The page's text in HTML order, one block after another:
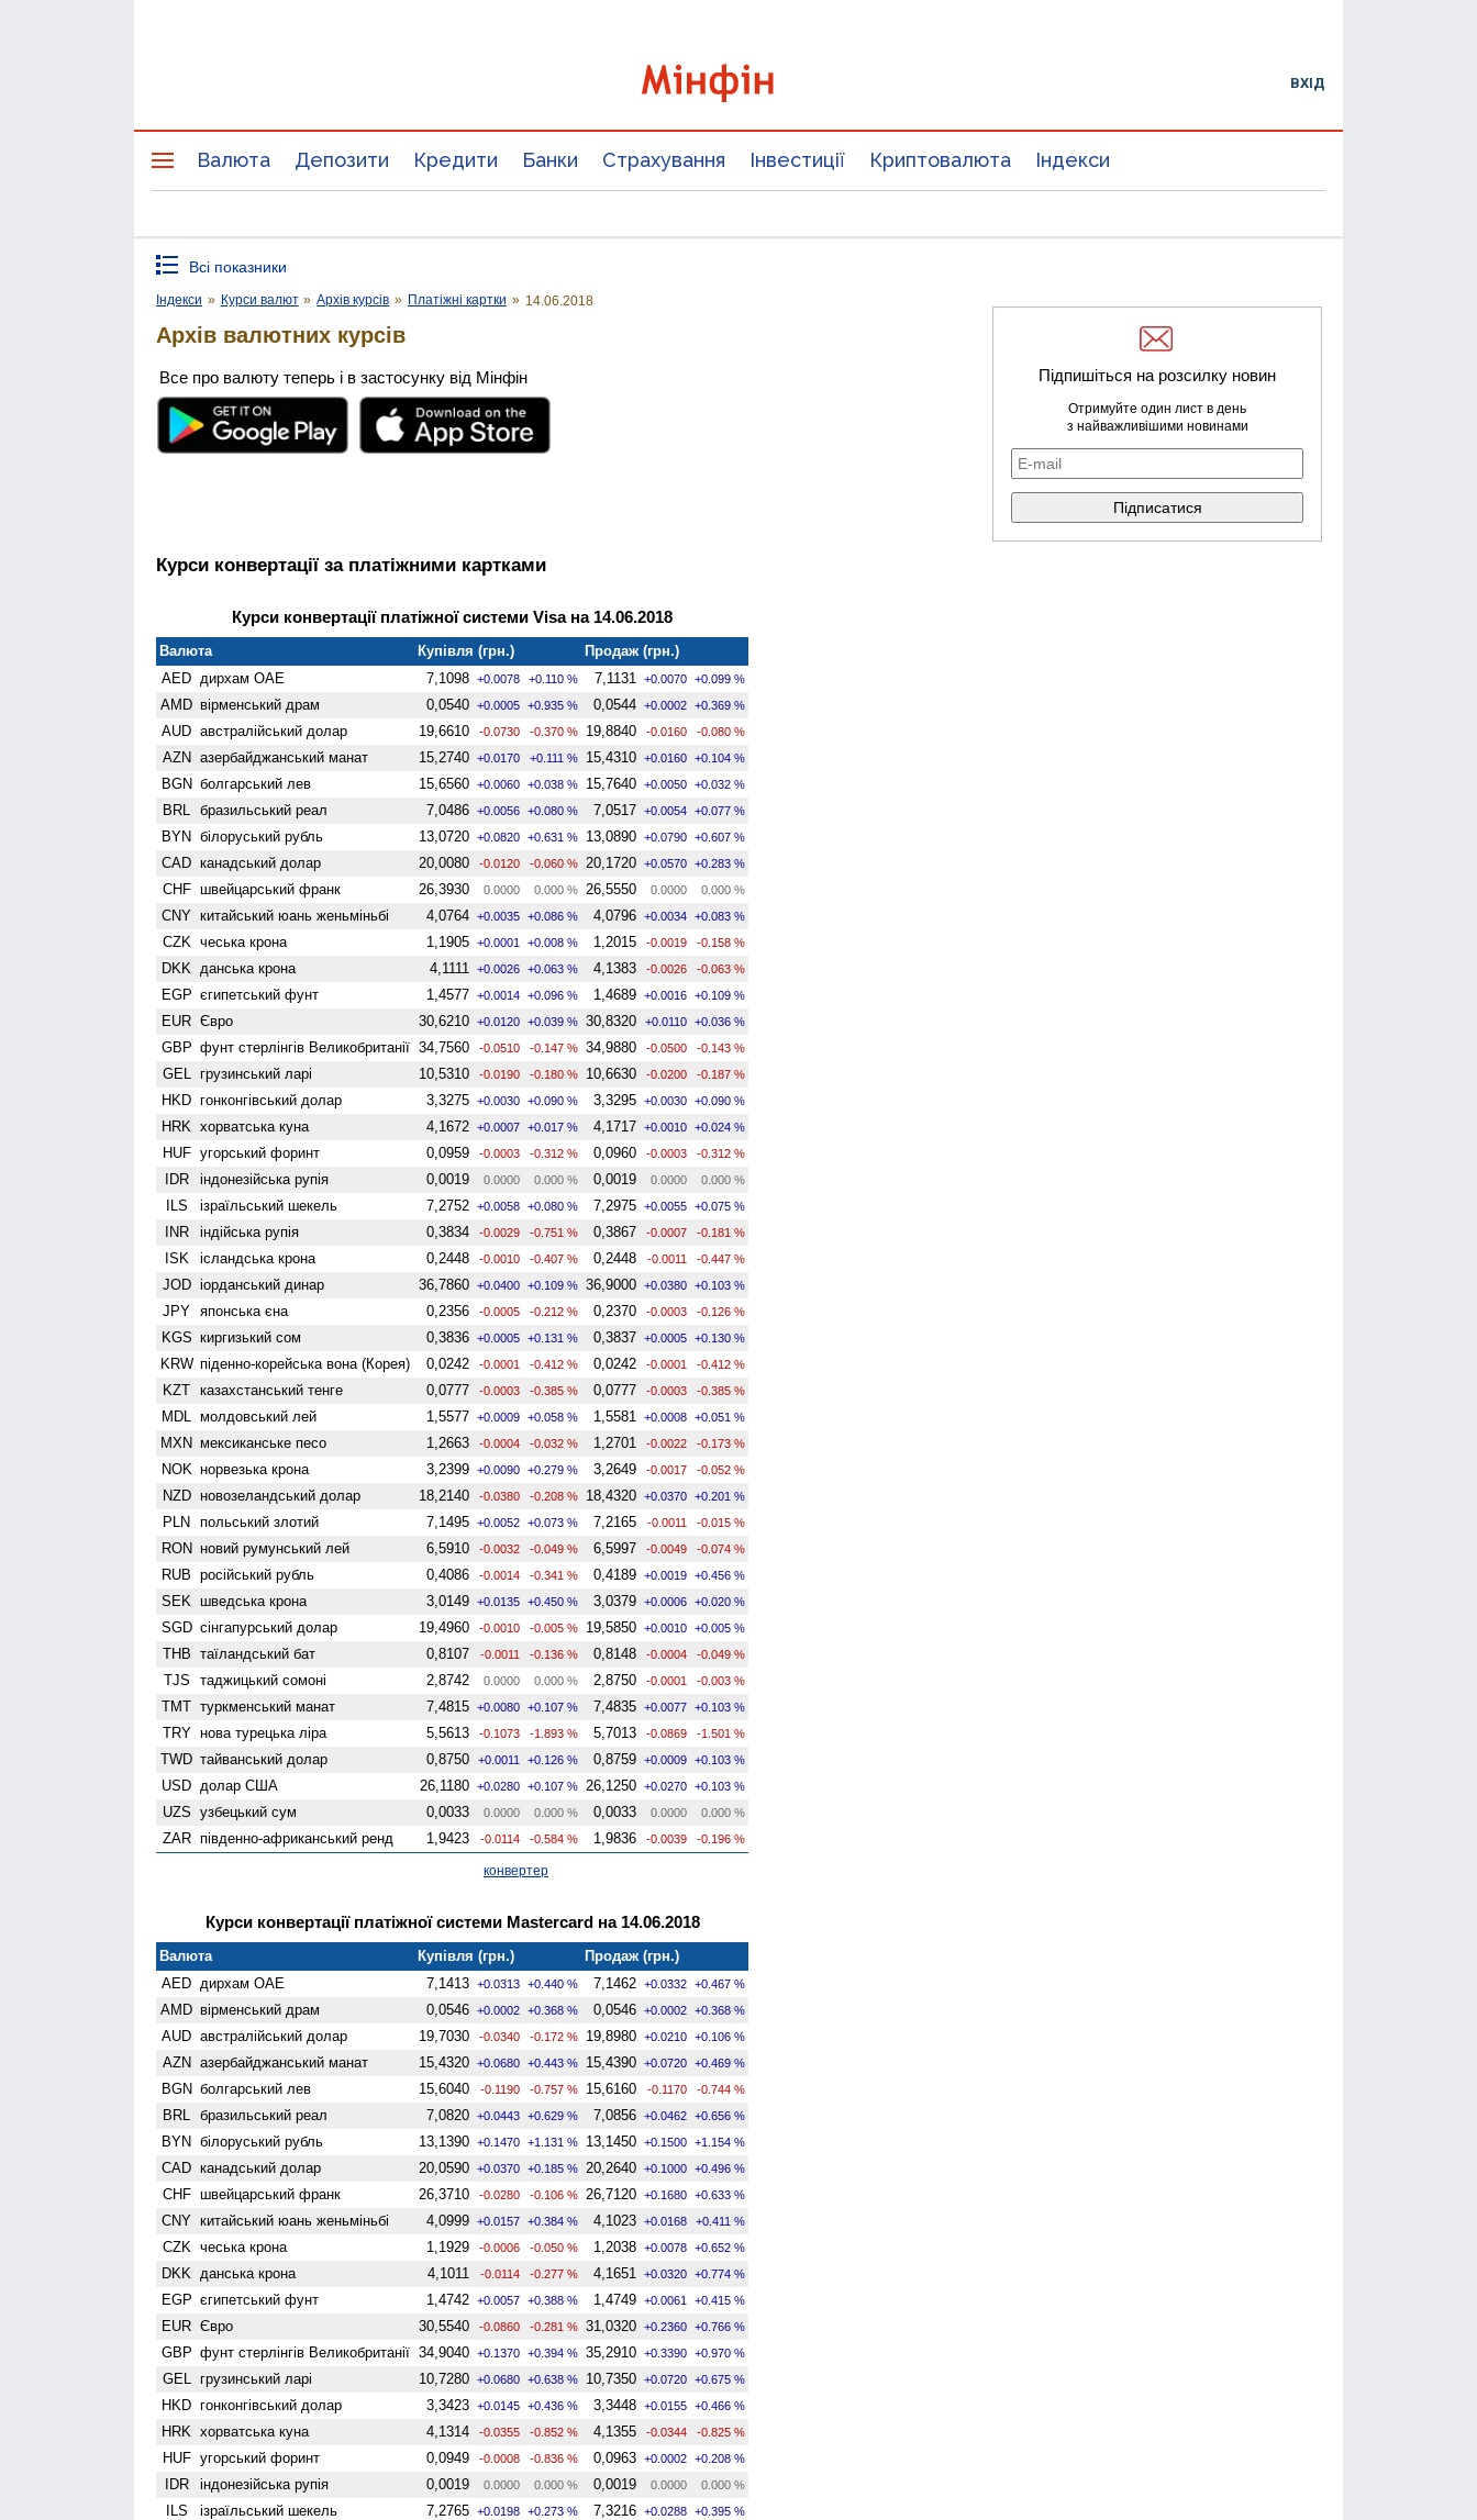
ВХІД
Валюта Депозити Кредити Банки Страхування Інвестиції Криптовалюта Індекси
Всі показники
Індекси » Курси валют » Архів курсів » Платіжні картки » 14.06.2018
Архів валютних курсів
Все про валюту теперь і в застосунку від Мінфін
Курси конвертації за платіжними картками
Курси конвертації платіжної системи Visa на 14.06.2018
Валюта Купівля (грн.)
Продаж (грн.)
AED дирхам ОАЕ 7,1098 +0.0078 +0.110 % 7,1131 +0.0070 +0.099 %
AMD вiрменський драм 0,0540 +0.0005 +0.935 % 0,0544 +0.0002 +0.369 %
AUD австралійський долар 19,6610 -0.0730 -0.370 % 19,8840 -0.0160 -0.080 %
AZN азербайджанський манат 15,2740 +0.0170 +0.111 % 15,4310 +0.0160 +0.104 %
BGN болгарський лев 15,6560 +0.0060 +0.038 % 15,7640 +0.0050 +0.032 %
BRL бразильський реал 7,0486 +0.0056 +0.080 % 7,0517 +0.0054 +0.077 %
BYN білоруський рубль 13,0720 +0.0820 +0.631 % 13,0890 +0.0790 +0.607 %
CAD канадський долар 20,0080 -0.0120 -0.060 % 20,1720 +0.0570 +0.283 %
CHF швейцарський франк 26,3930 0.0000 0.000 % 26,5550 0.0000 0.000 %
CNY китайський юань женьмiньбi 4,0764 +0.0035 +0.086 % 4,0796 +0.0034 +0.083 %
CZK чеська крона 1,1905 +0.0001 +0.008 % 1,2015 -0.0019 -0.158 %
DKK данська крона 4,1111 +0.0026 +0.063 % 4,1383 -0.0026 -0.063 %
EGP єгипетський фунт 1,4577 +0.0014 +0.096 % 1,4689 +0.0016 +0.109 %
EUR Євро 30,6210 +0.0120 +0.039 % 30,8320 +0.0110 +0.036 %
GBP фунт стерлінгів Велико­британії 34,7560 -0.0510 -0.147 % 34,9880 -0.0500 -0.143 %
GEL грузинський ларі 10,5310 -0.0190 -0.180 % 10,6630 -0.0200 -0.187 %
HKD гонконгівський долар 3,3275 +0.0030 +0.090 % 3,3295 +0.0030 +0.090 %
HRK хорватська куна 4,1672 +0.0007 +0.017 % 4,1717 +0.0010 +0.024 %
HUF угорський форинт 0,0959 -0.0003 -0.312 % 0,0960 -0.0003 -0.312 %
IDR індонезійська рупія 0,0019 0.0000 0.000 % 0,0019 0.0000 0.000 %
ILS ізраїльський шекель 7,2752 +0.0058 +0.080 % 7,2975 +0.0055 +0.075 %
INR індійська рупія 0,3834 -0.0029 -0.751 % 0,3867 -0.0007 -0.181 %
ISK ісландська крона 0,2448 -0.0010 -0.407 % 0,2448 -0.0011 -0.447 %
JOD іорданський динар 36,7860 +0.0400 +0.109 % 36,9000 +0.0380 +0.103 %
JPY японська єна 0,2356 -0.0005 -0.212 % 0,2370 -0.0003 -0.126 %
KGS киргизький сом 0,3836 +0.0005 +0.131 % 0,3837 +0.0005 +0.130 %
KRW піденно-корейська вона (Корея) 0,0242 -0.0001 -0.412 % 0,0242 -0.0001 -0.412 %
KZT казахстанський тенге 0,0777 -0.0003 -0.385 % 0,0777 -0.0003 -0.385 %
MDL молдовський лей 1,5577 +0.0009 +0.058 % 1,5581 +0.0008 +0.051 %
MXN мексиканське песо 1,2663 -0.0004 -0.032 % 1,2701 -0.0022 -0.173 %
NOK норвезька крона 3,2399 +0.0090 +0.279 % 3,2649 -0.0017 -0.052 %
NZD ново­зеландський долар 18,2140 -0.0380 -0.208 % 18,4320 +0.0370 +0.201 %
PLN польський злотий 7,1495 +0.0052 +0.073 % 7,2165 -0.0011 -0.015 %
RON новий румунський лей 6,5910 -0.0032 -0.049 % 6,5997 -0.0049 -0.074 %
RUB російський рубль 0,4086 -0.0014 -0.341 % 0,4189 +0.0019 +0.456 %
SEK шведська крона 3,0149 +0.0135 +0.450 % 3,0379 +0.0006 +0.020 %
SGD сінгапурський долар 19,4960 -0.0010 -0.005 % 19,5850 +0.0010 +0.005 %
THB таїландський бат 0,8107 -0.0011 -0.136 % 0,8148 -0.0004 -0.049 %
TJS таджицький сомоні 2,8742 0.0000 0.000 % 2,8750 -0.0001 -0.003 %
TMT туркменський манат 7,4815 +0.0080 +0.107 % 7,4835 +0.0077 +0.103 %
TRY нова турецька ліра 5,5613 -0.1073 -1.893 % 5,7013 -0.0869 -1.501 %
TWD тайванський долар 0,8750 +0.0011 +0.126 % 0,8759 +0.0009 +0.103 %
USD долар США 26,1180 +0.0280 +0.107 % 26,1250 +0.0270 +0.103 %
UZS узбецький сум 0,0033 0.0000 0.000 % 0,0033 0.0000 0.000 %
ZAR південно-африканський ренд 1,9423 -0.0114 -0.584 % 1,9836 -0.0039 -0.196 %
конвертер
Курси конвертації платіжної системи Mastercard на 14.06.2018
Валюта Купівля (грн.)
Продаж (грн.)
AED дирхам ОАЕ 7,1413 +0.0313 +0.440 % 7,1462 +0.0332 +0.467 %
AMD вiрменський драм 0,0546 +0.0002 +0.368 % 0,0546 +0.0002 +0.368 %
AUD австралійський долар 19,7030 -0.0340 -0.172 % 19,8980 +0.0210 +0.106 %
AZN азербайджанський манат 15,4320 +0.0680 +0.443 % 15,4390 +0.0720 +0.469 %
BGN болгарський лев 15,6040 -0.1190 -0.757 % 15,6160 -0.1170 -0.744 %
BRL бразильський реал 7,0820 +0.0443 +0.629 % 7,0856 +0.0462 +0.656 %
BYN білоруський рубль 13,1390 +0.1470 +1.131 % 13,1450 +0.1500 +1.154 %
CAD канадський долар 20,0590 +0.0370 +0.185 % 20,2640 +0.1000 +0.496 %
CHF швейцарський франк 26,3710 -0.0280 -0.106 % 26,7120 +0.1680 +0.633 %
CNY китайський юань женьмiньбi 4,0999 +0.0157 +0.384 % 4,1023 +0.0168 +0.411 %
CZK чеська крона 1,1929 -0.0006 -0.050 % 1,2038 +0.0078 +0.652 %
DKK данська крона 4,1011 -0.0114 -0.277 % 4,1651 +0.0320 +0.774 %
EGP єгипетський фунт 1,4742 +0.0057 +0.388 % 1,4749 +0.0061 +0.415 %
EUR Євро 30,5540 -0.0860 -0.281 % 31,0320 +0.2360 +0.766 %
GBP фунт стерлінгів Велико­британії 34,9040 +0.1370 +0.394 % 35,2910 +0.3390 +0.970 %
GEL грузинський ларі 10,7280 +0.0680 +0.638 % 10,7350 +0.0720 +0.675 %
HKD гонконгівський долар 3,3423 +0.0145 +0.436 % 3,3448 +0.0155 +0.466 %
HRK хорватська куна 4,1314 -0.0355 -0.852 % 4,1355 -0.0344 -0.825 %
HUF угорський форинт 0,0949 -0.0008 -0.836 % 0,0963 +0.0002 +0.208 %
IDR індонезійська рупія 0,0019 0.0000 0.000 % 0,0019 0.0000 0.000 %
ILS ізраїльський шекель 7,2765 +0.0198 +0.273 % 7,3216 +0.0288 +0.395 %
Підпишіться на розсилку новин
Отримуйте один лист в день
з найважливішими новинами